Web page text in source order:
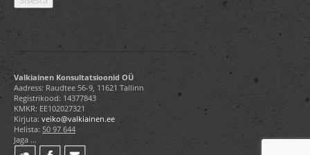
Valkiainen Konsultatsioonid OÜ
Aadress: Raudtee 56-9, 11621 Tallinn
Registrikood: 14377843
KMKR: EE102027321
Kirjuta: veiko@valkiainen.ee
Helista: 50 97 644
Jaga ...